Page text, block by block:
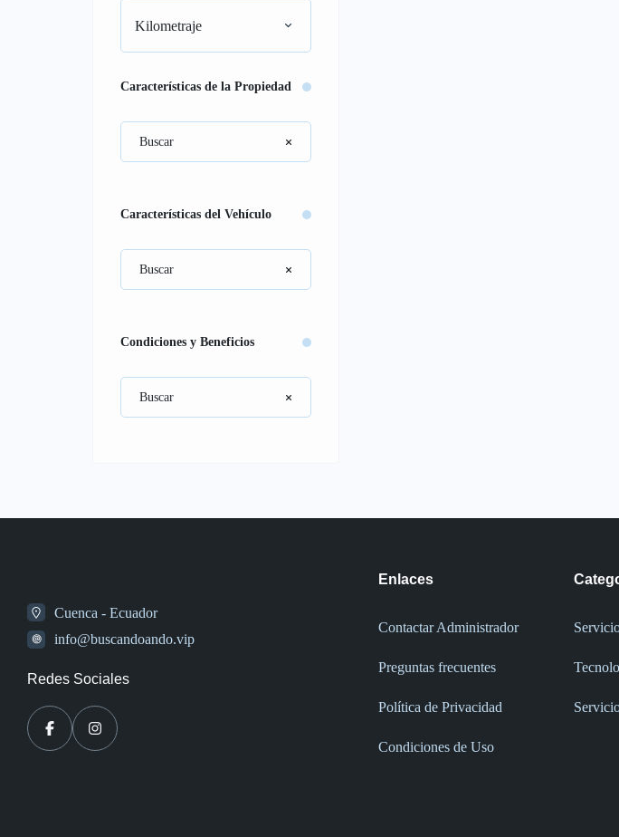
Kilometraje
Características de la Propiedad
Características del Vehículo
Condiciones y Beneficios
Cuenca - Ecuador
info@buscandoando.vip
Redes Sociales
Enlaces
Contactar Administrador
Preguntas frecuentes
Política de Privacidad
Condiciones de Uso